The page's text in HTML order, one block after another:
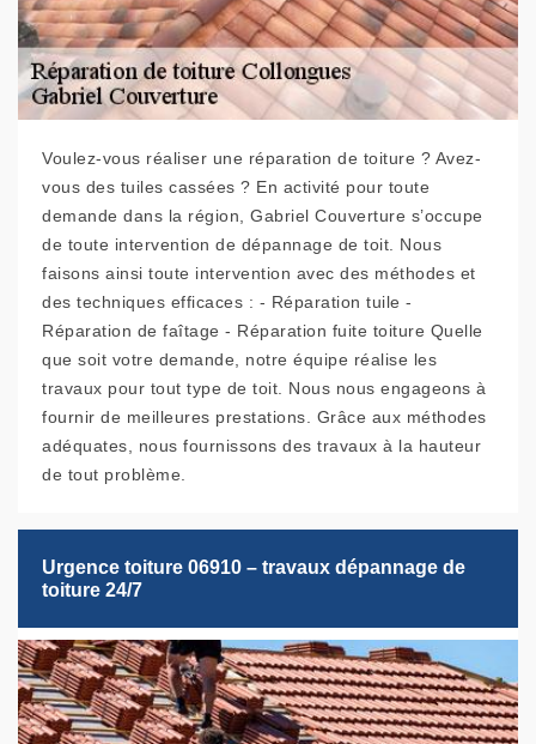
Voulez-vous réaliser une réparation de toiture ? Avez-
vous des tuiles cassées ? En activité pour toute
demande dans la région, Gabriel Couverture s’occupe
de toute intervention de dépannage de toit. Nous
faisons ainsi toute intervention avec des méthodes et
des techniques efficaces : - Réparation tuile -
Réparation de faîtage - Réparation fuite toiture Quelle
que soit votre demande, notre équipe réalise les
travaux pour tout type de toit. Nous nous engageons à
fournir de meilleures prestations. Grâce aux méthodes
adéquates, nous fournissons des travaux à la hauteur
de tout problème.
Urgence toiture 06910 – travaux dépannage de
toiture 24/7